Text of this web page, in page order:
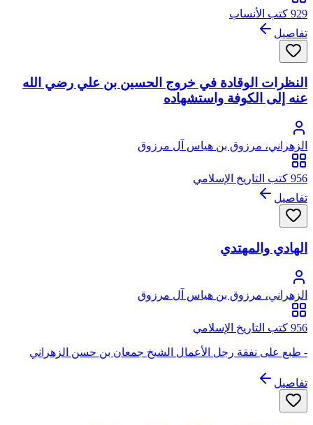
929 كتب الأنساب
تفاصيل
النظرات الوقادة في خروج الحسين بن علي رضي الله
عنه إلى الكوفة واستشهاده
الزهراني، مرزوق بن هياس آل مرزوق
956 كتب التاريخ الإسلامي
تفاصيل
الهادي والمهتدي
الزهراني، مرزوق بن هياس آل مرزوق
956 كتب التاريخ الإسلامي
- طبع على نفقة رجل الأعمال الشيخ جمعان بن حسن الزهراني
تفاصيل